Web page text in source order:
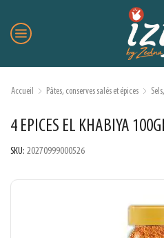
Accueil Pâtes, conserves salés et épices
4 EPICES EL KHABIYA
SKU: 20270999000526